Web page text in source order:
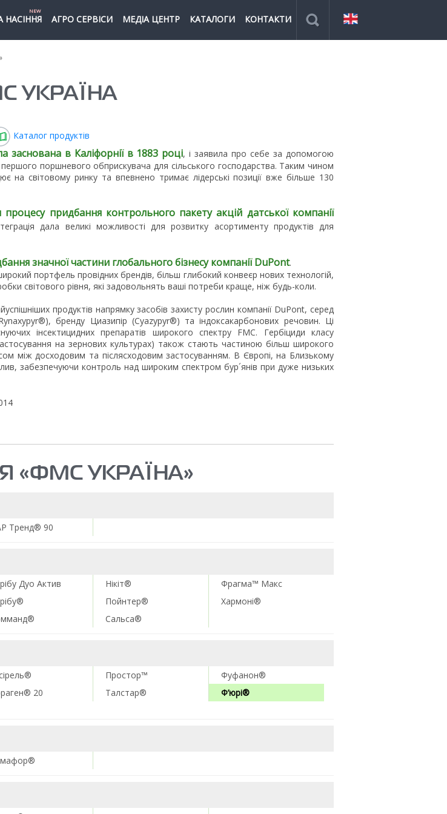
НАСІННЯ
NEW
АГРО СЕРВІСИ МЕДІА ЦЕНТР КАТАЛОГИ КОНТАКТИ
УКРАЇНА
Каталог продуктів
заснована в Каліфорнії в 1883 році, і заявила про себе за допомогою
поршневого обприскувача для сільського господарства. Таким чином
на світовому ринку та впевнено тримає лідерські позиції вже більше 130
придбання контрольного пакету акцій датської компанії
дала великі можливості для розвитку асортименту продуктів для
значної частини глобального бізнесу компанії DuPont.
портфель провідних брендів, більш глибокий конвеєр нових технологій,
світового рівня, які задовольнять ваші потреби краще, ніж будь-коли.
продуктів напрямку засобів захисту рослин компанії DuPont, серед
бренду Циазипір (Cyazypyr®) та індоксакарбонових речовин. Ці
інсектицидних препаратів широкого спектру FMC. Гербіциди класу
на зернових культурах) також стають частиною більш широкого
між досходовим та післясходовим застосуванням. В Європі, на Близькому
забезпечуючи контроль над широким спектром бур´янів при дуже низьких
«ФМС УКРАЇНА»
Тренд® 90
Дуо Актив
Нікіт®
Пойнтер®
Сальса®
Фрагма™ Макс
Хармоні®
20
Простор™
Талстар®
Фуфанон®
Ф’юрі®